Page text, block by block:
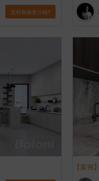
这样装修多少钱?
【案例